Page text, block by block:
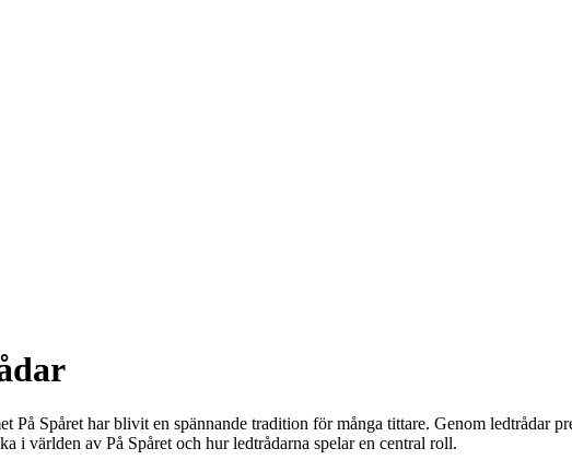
På Spåret har blivit en spännande tradition för många tittare. Genom ledtrådar
i världen av På Spåret och hur ledtrådarna spelar en central roll.